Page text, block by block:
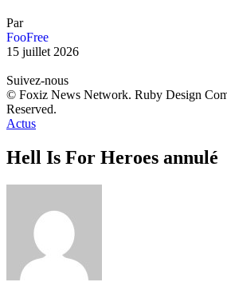
Par
FooFree
15 juillet 2026
Suivez-nous
© Foxiz News Network. Ruby Design
Reserved.
Actus
Hell Is For Heroes annulé